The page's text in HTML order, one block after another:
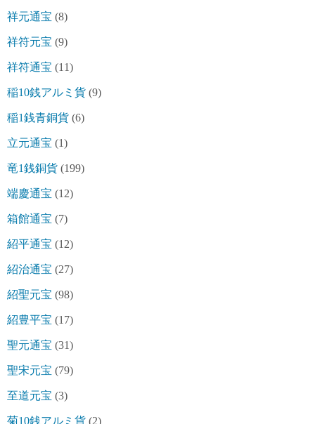
祥元通宝 (8)
祥符元宝 (9)
祥符通宝 (11)
稲10銭アルミ貨 (9)
稲1銭青銅貨 (6)
立元通宝 (1)
竜1銭銅貨 (199)
端慶通宝 (12)
箱館通宝 (7)
紹平通宝 (12)
紹治通宝 (27)
紹聖元宝 (98)
紹豊平宝 (17)
聖元通宝 (31)
聖宋元宝 (79)
至道元宝 (3)
菊10銭アルミ貨 (2)